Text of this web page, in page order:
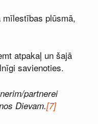
plūsmā,
atpakaļ un šajā
savienoties.
partnerei
Dievam.[7]